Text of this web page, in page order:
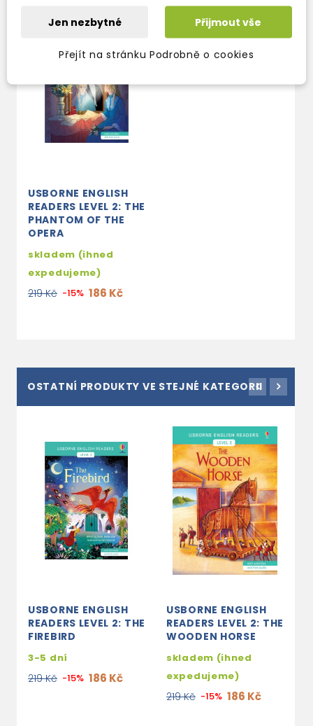
USBORNE ENGLISH
READERS LEVEL 2: THE
PHANTOM OF THE
OPERA
skladem (ihned
expedujeme)
219 Kč -15% 186 Kč
OSTATNÍ PRODUKTY VE STEJNÉ KATEGORII
USBORNE ENGLISH
READERS LEVEL 2: THE
FIREBIRD
3-5 dní
219 Kč -15% 186 Kč
USBORNE ENGLISH
READERS LEVEL 2: THE
WOODEN HORSE
skladem (ihned
expedujeme)
219 Kč -15% 186 Kč
Jen nezbytné Přijmout vše
Přejít na stránku Podrobně o cookies